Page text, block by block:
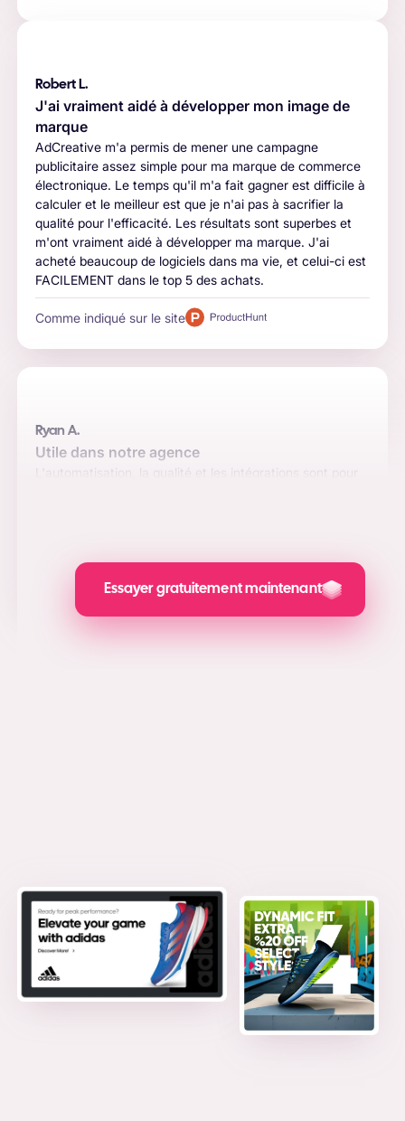
Robert L.
J'ai vraiment aidé à développer mon image de
marque
AdCreative m'a permis de mener une campagne
publicitaire assez simple pour ma marque de commerce
électronique. Le temps qu'il m'a fait gagner est difficile à
calculer et le meilleur est que je n'ai pas à sacrifier la
qualité pour l'efficacité. Les résultats sont superbes et
m'ont vraiment aidé à développer ma marque. J'ai
acheté beaucoup de logiciels dans ma vie, et celui-ci est
FACILEMENT dans le top 5 des achats.
Comme indiqué sur le site
Ryan A.
Utile dans notre agence
L'automatisation, la qualité et les intégrations sont pour
Comme indiqué sur le site
Essayer gratuitement maintenant